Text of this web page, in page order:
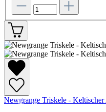
Newgrange Triskele - Keltischer